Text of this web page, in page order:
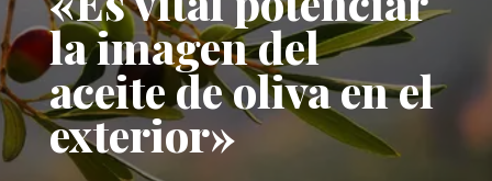
la imagen del
aceite de oliva en el
exterior»